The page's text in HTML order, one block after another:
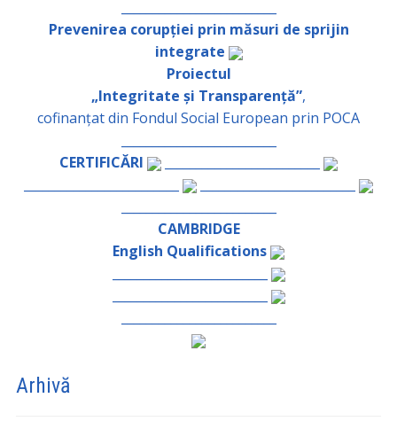
Prevenirea corupției prin măsuri de sprijin
integrate
Proiectul
„Integritate și Transparență”,
cofinanțat din Fondul Social European prin POCA
CERTIFICĂRI
CAMBRIDGE
English Qualifications
Arhivă